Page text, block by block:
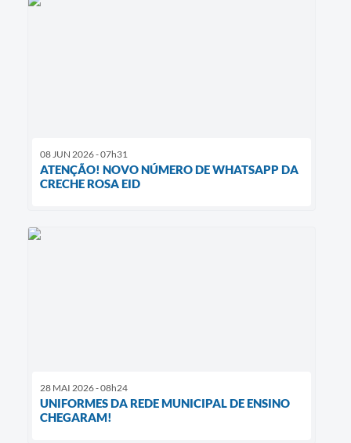
08 JUN 2026 - 07h31
ATENÇÃO! NOVO NÚMERO DE WHATSAPP DA
CRECHE ROSA EID
28 MAI 2026 - 08h24
UNIFORMES DA REDE MUNICIPAL DE ENSINO
CHEGARAM!